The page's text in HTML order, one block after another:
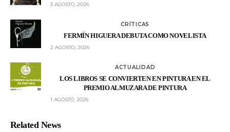
3 AGOSTO, 2026
CRÍTICAS
FERMÍN HIGUERA DEBUTA COMO NOVELISTA
2 AGOSTO, 2026
ACTUALIDAD
LOS LIBROS SE CONVIERTEN EN PINTURA EN EL
PREMIO ALMUZARA DE PINTURA
1 AGOSTO, 2026
Related News